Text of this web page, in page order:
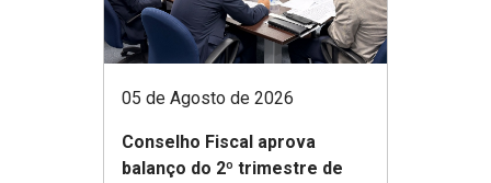
05 de Agosto de 2026
Conselho Fiscal aprova
balanço do 2º trimestre de